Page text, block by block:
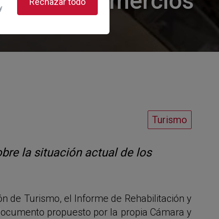
Turismo
la situación actual de los
de Turismo, el Informe de Rehabilitación y
propuesto por la propia Cámara y